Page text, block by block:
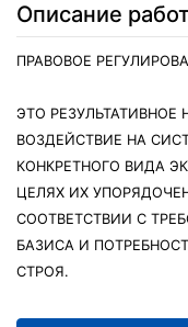
Описание
ПРАВОВОЕ
ЭТО
ВОЗДЕЙСТВИЕ НА
КОНКРЕТНОГО ВИДА
ЦЕЛЯХ ИХ
СООТВЕТСТВИИ С
БАЗИСА И
СТРОЯ.